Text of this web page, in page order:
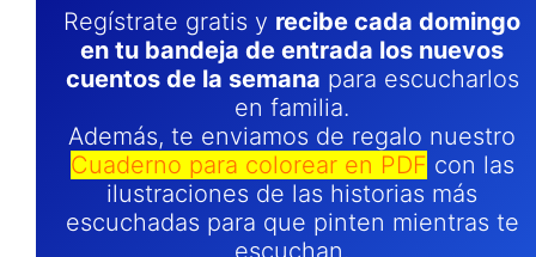
Regístrate gratis y recibe cada domingo
en tu bandeja de entrada los nuevos
cuentos de la semana para escucharlos
en familia.
Además, te enviamos de regalo nuestro
Cuaderno para colorear en PDF con las
ilustraciones de las historias más
escuchadas para que pinten mientras te
escuchan.